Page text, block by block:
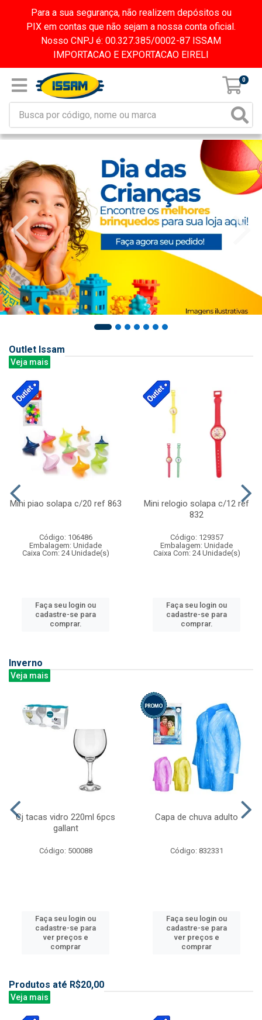
Para a sua segurança, não realizem depósitos ou
PIX em contas que não sejam a nossa conta oficial.
Nosso CNPJ é: 00.327.385/0002-87 ISSAM
IMPORTACAO E EXPORTACAO EIRELI
0
Outlet Issam
Veja mais
Mini piao solapa c/20 ref 863
Código: 106486
Embalagem: Unidade
Caixa Com: 24 Unidade(s)
Faça seu login ou
cadastre-se para
comprar.
Mini relogio solapa c/12 ref
832
Código: 129357
Embalagem: Unidade
Caixa Com: 24 Unidade(s)
Faça seu login ou
cadastre-se para
comprar.
Inverno
Veja mais
Cj tacas vidro 220ml 6pcs
gallant
Código: 500088
Faça seu login ou
cadastre-se para
ver preços e
comprar
Capa de chuva adulto
Código: 832331
Faça seu login ou
cadastre-se para
ver preços e
comprar
Produtos até R$20,00
Veja mais